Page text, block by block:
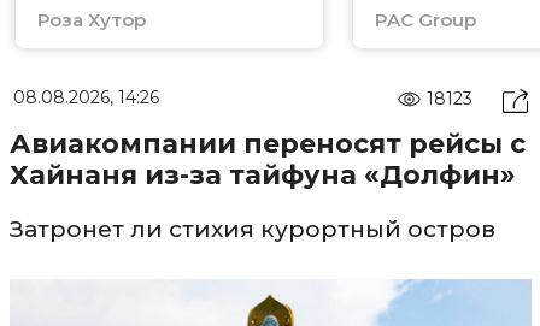
Роза Хутор PAC Group
08.08.2026, 14:26 18123
Авиакомпании переносят рейсы с
Хайнаня из-за тайфуна «Долфин»
Затронет ли стихия курортный остров